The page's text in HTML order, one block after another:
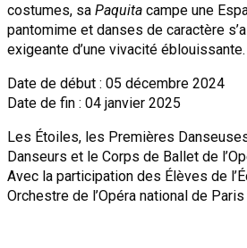
costumes, sa Paquita campe une
pantomime et danses de caractère
exigeante d’une vivacité éblouissante.
Date de début : 05 décembre 2024
Date de fin : 04 janvier 2025
Les Étoiles, les Premières
Danseurs et le Corps de Ballet de
Avec la participation des Élèves de
Orchestre de l’Opéra national de Paris